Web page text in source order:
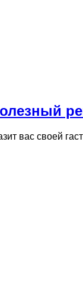
вас своей